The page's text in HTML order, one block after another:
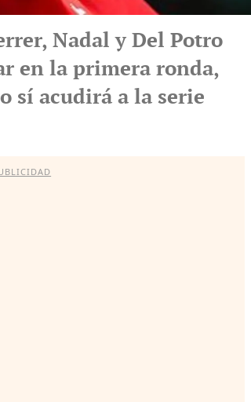
Nadal y Del Potro
en la primera ronda,
sí acudirá a la serie